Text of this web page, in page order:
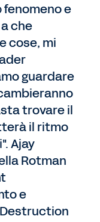
e
che
cose, mi
guardare
trovare il
il ritmo
Ajay
Rotman
e